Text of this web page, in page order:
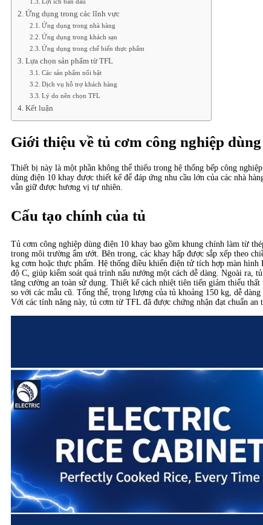
Ứng dụng trong các lĩnh vực
Ứng dụng trong nhà hàng
Ứng dụng trong khách sạn
Ứng dụng trong chế biến thực phẩm
Lựa chọn sản phẩm từ TFL
Các sản phẩm nổi bật
Dịch vụ hỗ trợ khách hàng
Lý do nên chọn TFL
Kết luận
Giới thiệu về tủ cơm công nghiệp
Thiết bị này là một phần không thể thiếu trong hệ thống bếp công
dùng điện 10 khay được thiết kế để đáp ứng nhu cầu lớn của các nhà
vẫn giữ được hương vị tự nhiên.
Cấu tạo chính của tủ
Tủ cơm công nghiệp dùng điện 10 khay bao gồm khung chính làm từ
trong môi trường ẩm ướt. Bên trong, các khay hấp được sắp xếp theo
kg cơm hoặc thực phẩm. Hệ thống điều khiển điện tử tích hợp màn
độ C, giúp kiểm soát quá trình nấu nướng một cách dễ dàng. Ngoài ra,
tăng cường an toàn sử dụng. Thiết kế cách nhiệt tiên tiến giảm thiểu
so với các mẫu cũ. Tổng thể, trọng lượng của tủ khoảng 150 kg, dễ
Với các tính năng này, tủ cơm từ TFL đã được chứng nhận đạt chuẩn an